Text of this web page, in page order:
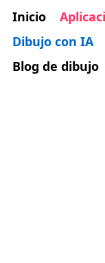
Inicio
Dibujo con IA
Blog de dibujo